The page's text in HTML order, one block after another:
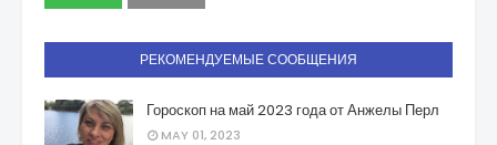
РЕКОМЕНДУЕМЫЕ СООБЩЕНИЯ
Гороскоп на май 2023 года от Анжелы Перл
MAY 01, 2023